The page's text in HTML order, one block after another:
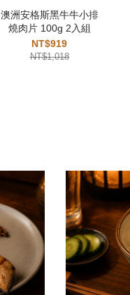
澳洲安格斯黑牛牛小排
燒肉片 100g 2入組
NT$919
NT$1,018